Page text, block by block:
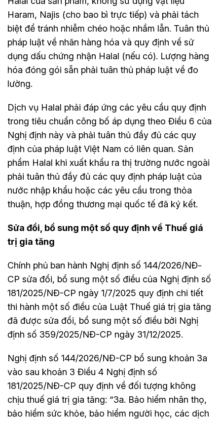
Haram, Najis (cho bao bì trực tiếp) và phải tách
biệt để tránh nhiễm chéo hoặc nhầm lẫn. Tuân thủ
pháp luật về nhãn hàng hóa và quy định về sử
dụng dấu chứng nhận Halal (nếu có). Lượng hàng
hóa đóng gói sẵn phải tuân thủ pháp luật về đo
lường.
Dịch vụ Halal phải đáp ứng các yêu cầu quy định
trong tiêu chuẩn công bố áp dụng theo Điều 6 của
Nghị định này và phải tuân thủ đầy đủ các quy
định của pháp luật Việt Nam có liên quan. Sản
phẩm Halal khi xuất khẩu ra thị trường nước ngoài
phải tuân thủ đầy đủ các quy định pháp luật của
nước nhập khẩu hoặc các yêu cầu trong thỏa
thuận, hợp đồng thương mại quốc tế đã ký kết.
Sửa đổi, bổ sung một số quy định về Thuế giá
trị gia tăng
Chính phủ ban hành Nghị định số 144/2026/NĐ-
CP sửa đổi, bổ sung một số điều của Nghị định số
181/2025/NĐ-CP ngày 1/7/2025 quy định chi tiết
thi hành một số điều của Luật Thuế giá trị gia tăng
đã được sửa đổi, bổ sung một số điều bởi Nghị
định số 359/2025/NĐ-CP ngày 31/12/2025.
Nghị định số 144/2026/NĐ-CP bổ sung khoản 3a
vào sau khoản 3 Điều 4 Nghị định số
181/2025/NĐ-CP quy định về đối tượng không
chịu thuế giá trị gia tăng: “3a. Bảo hiểm nhân thọ,
bảo hiểm sức khỏe, bảo hiểm người học, các dịch